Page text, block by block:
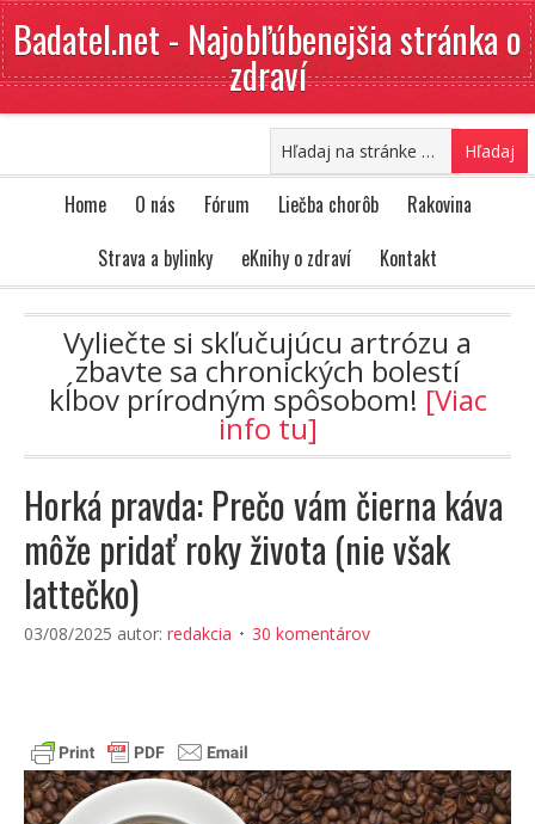
Badatel.net - Najobľúbenejšia stránka o
zdraví
Home O nás Fórum Liečba chorôb
Rakovina
Strava a bylinky
eKnihy o zdraví Kontakt
Vyliečte si skľučujúcu artrózu a
zbavte sa chronických bolestí
kĺbov prírodným spôsobom! [Viac
info tu]
Horká pravda: Prečo vám čierna káva
môže pridať roky života (nie však
lattečko)
03/08/2025 autor: redakcia 30 komentárov